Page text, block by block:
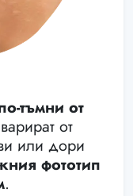
тъмни от
от
или дори
фототип
.